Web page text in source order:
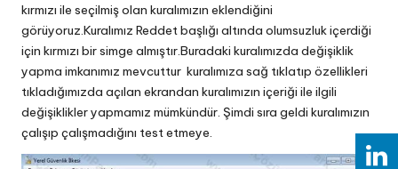
kırmızı ile seçilmiş olan kuralımızın eklendiğini
görüyoruz.Kuralımız Reddet başlığı altında olumsuzluk içerdiği
için kırmızı bir simge almıştır.Buradaki kuralımızda değişiklik
yapma imkanımız mevcuttur kuralımıza sağ tıklatıp özellikleri
tıkladığımızda açılan ekrandan kuralımızın içeriği ile ilgili
değişiklikler yapmamız mümkündür. Şimdi sıra geldi kuralımızın
çalışıp çalışmadığını test etmeye.